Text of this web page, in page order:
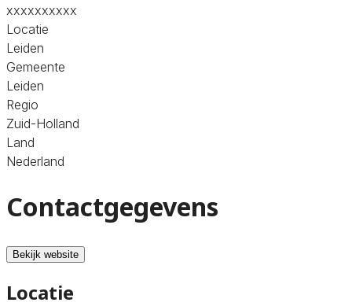
xxxxxxxxxx
Locatie
Leiden
Gemeente
Leiden
Regio
Zuid-Holland
Land
Nederland
Contactgegevens
Bekijk website
Locatie